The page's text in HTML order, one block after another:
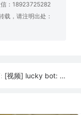
：18923725282
，请注明出处：
[视频] lucky bot: FDM 3D打印机的平价食品挤压机